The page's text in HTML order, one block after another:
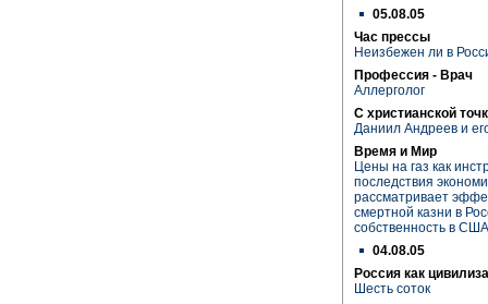
05.08.05
Час прессы
Неизбежен ли в
Профессия - Врач
Аллерголог
С христианской
Даниил Андреев и
Время и Мир
Цены на газ как
последствия
рассматривает
смертной казни в
собственность в
04.08.05
Россия как
Шесть соток